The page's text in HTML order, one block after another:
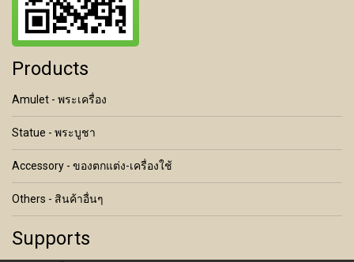
Products
Amulet - พระเครื่อง
Statue - พระบูชา
Accessory - ของตกแต่ง-เครื่องใช้
Others - สินค้าอื่นๆ
Supports